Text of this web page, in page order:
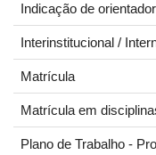
Indicação de
Interinstitucional /
Matrícula
Matrícula em
Plano de Trabalho -